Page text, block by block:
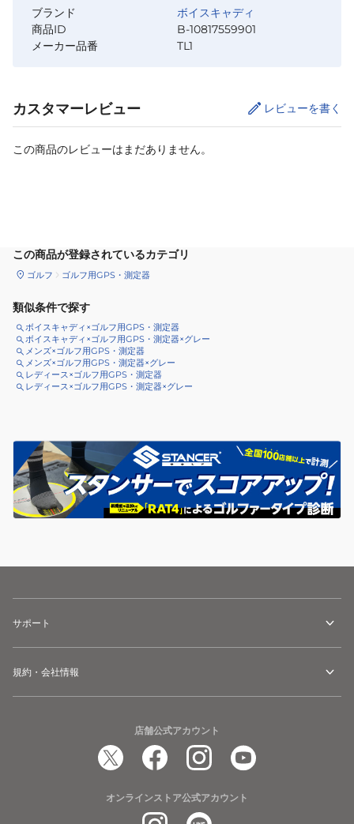
ブランド
ボイスキャディ
商品ID
B-10817559901
メーカー品番
TL1
カスタマーレビュー レビューを書く
この商品のレビューはまだありません。
この商品が登録されているカテゴリ
ゴルフ ゴルフ用GPS・測定器
類似条件で探す
ボイスキャディ×ゴルフ用GPS・測定器
ボイスキャディ×ゴルフ用GPS・測定器×グレー
メンズ×ゴルフ用GPS・測定器
メンズ×ゴルフ用GPS・測定器×グレー
レディース×ゴルフ用GPS・測定器
レディース×ゴルフ用GPS・測定器×グレー
サポート
規約・会社情報
店舗公式アカウント
オンラインストア公式アカウント